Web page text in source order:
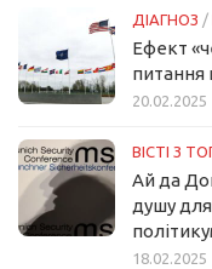
ДІАГНОЗ /
Ефект
питання
20.02.2025
ВІСТІ З
Ай да
душу
18.02.2025